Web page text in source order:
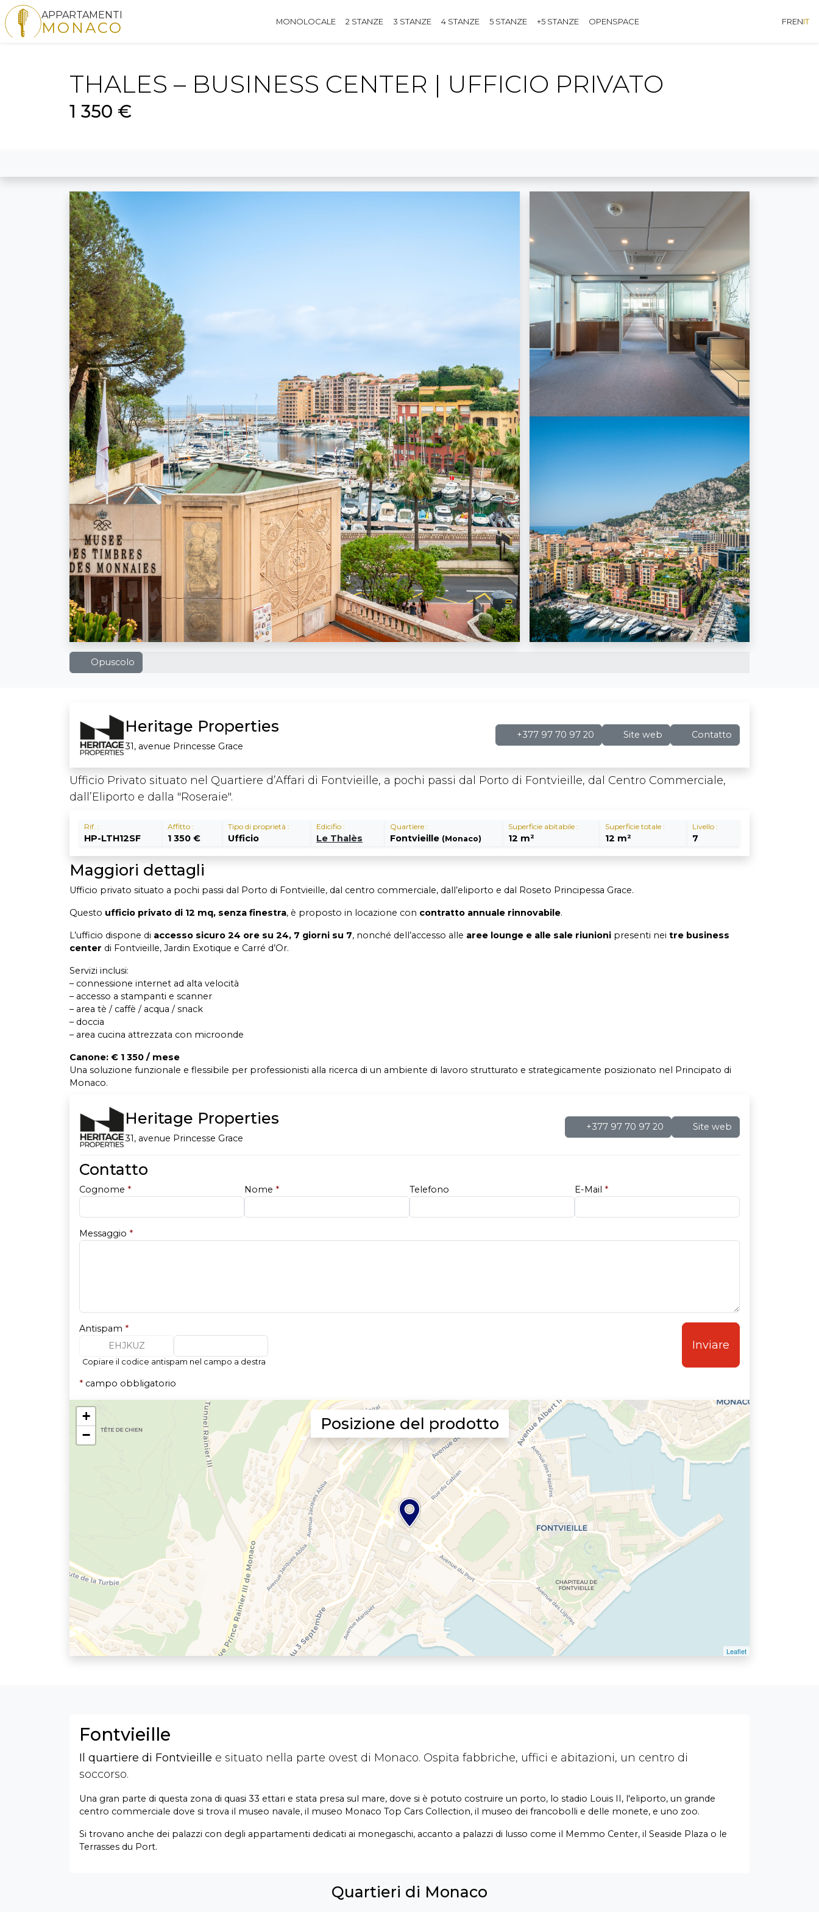
APPARTAMENTI
MONACO MONOLOCALE 2 STANZE 3 STANZE 4 STANZE 5 STANZE +5 STANZE OPENSPACE FRENIT
THALES – BUSINESS CENTER | UFFICIO PRIVATO
1 350 €
Opuscolo
Heritage Properties
31, avenue Princesse Grace
+377 97 70 97 20 Site web Contatto
Ufficio Privato situato nel Quartiere d’Affari di Fontvieille, a pochi passi dal Porto di Fontvieille, dal Centro Commerciale,
dall’Eliporto e dalla "Roseraie".
Rif. :
HP-LTH12SF
Affitto :
1 350 €
Tipo di proprietà :
Ufficio
Edicifio :
Le Thalès
Quartiere :
Fontvieille (Monaco)
Superficie abitabile :
12 m²
Superficie totale :
12 m²
Livello :
7
Maggiori dettagli
Ufficio privato situato a pochi passi dal Porto di Fontvieille, dal centro commerciale, dall’eliporto e dal Roseto Principessa Grace.
Questo ufficio privato di 12 mq, senza finestra, è proposto in locazione con contratto annuale rinnovabile.
L’ufficio dispone di accesso sicuro 24 ore su 24, 7 giorni su 7, nonché dell’accesso alle aree lounge e alle sale riunioni presenti nei tre business
center di Fontvieille, Jardin Exotique e Carré d’Or.
Servizi inclusi:
– connessione internet ad alta velocità
– accesso a stampanti e scanner
– area tè / caffè / acqua / snack
– doccia
– area cucina attrezzata con microonde
Canone: € 1 350 / mese
Una soluzione funzionale e flessibile per professionisti alla ricerca di un ambiente di lavoro strutturato e strategicamente posizionato nel Principato di
Monaco.
Heritage Properties
31, avenue Princesse Grace
+377 97 70 97 20 Site web
Contatto
Cognome * Nome * Telefono E-Mail *
Messaggio *
Antispam *
EHJKUZ
Copiare il codice antispam nel campo a destra
Inviare
* campo obbligatorio
Posizione del prodotto
Fontvieille
Il quartiere di Fontvieille e situato nella parte ovest di Monaco. Ospita fabbriche, uffici e abitazioni, un centro di
soccorso.
Una gran parte di questa zona di quasi 33 ettari e stata presa sul mare, dove si è potuto costruire un porto, lo stadio Louis II, l'eliporto, un grande
centro commerciale dove si trova il museo navale, il museo Monaco Top Cars Collection, il museo dei francobolli e delle monete, e uno zoo.
Si trovano anche dei palazzi con degli appartamenti dedicati ai monegaschi, accanto a palazzi di lusso come il Memmo Center, il Seaside Plaza o le
Terrasses du Port.
Quartieri di Monaco